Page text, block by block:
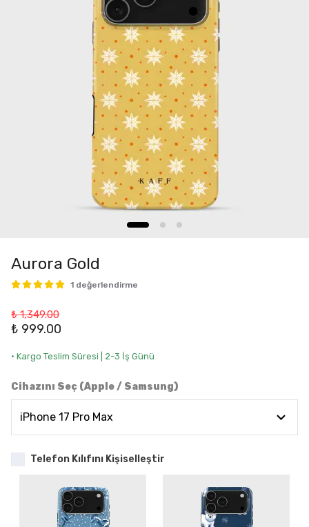
Aurora Gold
1 değerlendirme
₺ 1,349.00
₺ 999.00
• Kargo Teslim Süresi | 2-3 İş Günü
Cihazını Seç (Apple / Samsung)
Telefon Kılıfını Kişiselleştir